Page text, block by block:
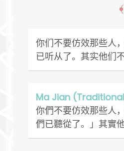
你们不要仿效那些人
已听从了。其实他们
Ma Jian
你們不要仿效那些人
們已聽從了。」其實